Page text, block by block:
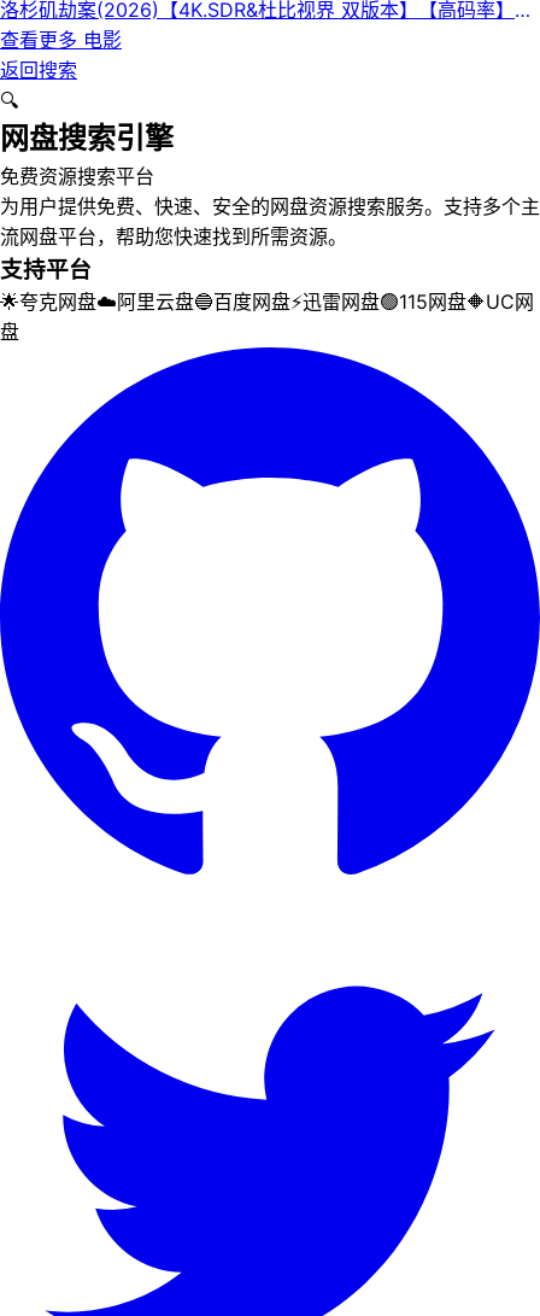
洛杉矶劫案(2026)【4K.SDR&杜比视界 双版本】【高码率】
【内封简繁英】【杜比全景声】
查看更多 电影
返回搜索
🔍
网盘搜索引擎
免费资源搜索平台
为用户提供免费、快速、安全的网盘资源搜索服务。支持多个主
流网盘平台，帮助您快速找到所需资源。
支持平台
🌟夸克网盘☁️阿里云盘🔵百度网盘⚡迅雷网盘🟢115网盘🔶UC网
盘